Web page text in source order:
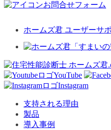
お問合せフォーム
ホームズ君 ユーザーサ
YouTube
Instagram
支持される理由
製品
導入事例